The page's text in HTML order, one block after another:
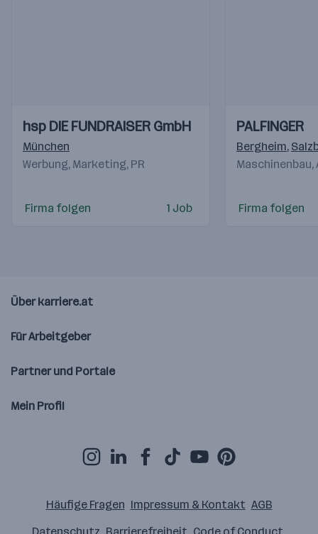
Videos
Einblicke
Einblicke
hsp DIE FUNDRAISER GmbH
München
Werbung, Marketing, PR
Firma folgen 1 Job
Videos
Einblicke
Einblicke
PALFINGER
Bergheim,
Maschinenbau,
Firma folgen
Über karriere.at
Für Arbeitgeber
Partner und Portale
Mein Profil
Häufige Fragen Impressum & Kontakt AGB